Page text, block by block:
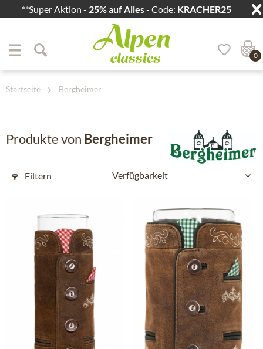
**Super Aktion - 25% auf Alles- Code: KRACHER25
Zum Hauptbereich springen
0
Startseite Bergheimer
Produkte von Bergheimer
Filtern